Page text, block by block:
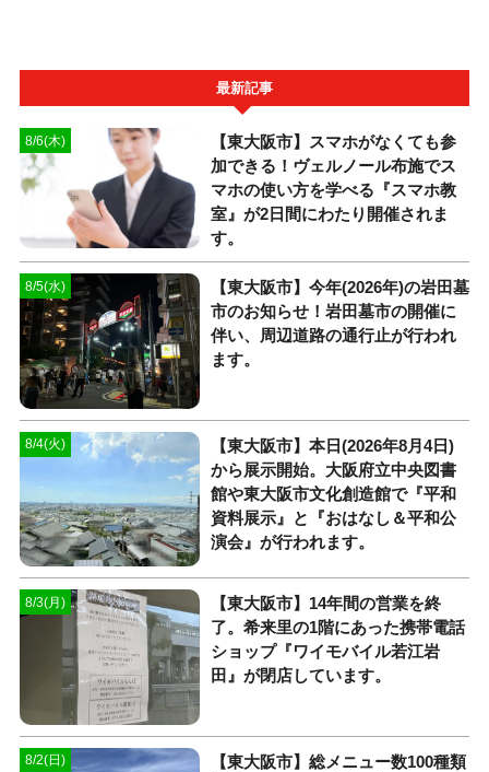
最新記事
8/6(木)
【東大阪市】スマホがなくても参
加できる！ヴェルノール布施でス
マホの使い方を学べる『スマホ教
室』が2日間にわたり開催されま
す。
8/5(水)
【東大阪市】今年(2026年)の岩田墓
市のお知らせ！岩田墓市の開催に
伴い、周辺道路の通行止が行われ
ます。
8/4(火)
【東大阪市】本日(2026年8月4日)
から展示開始。大阪府立中央図書
館や東大阪市文化創造館で『平和
資料展示』と『おはなし＆平和公
演会』が行われます。
8/3(月)
【東大阪市】14年間の営業を終
了。希来里の1階にあった携帯電話
ショップ『ワイモバイル若江岩
田』が閉店しています。
8/2(日)
【東大阪市】総メニュー数100種類